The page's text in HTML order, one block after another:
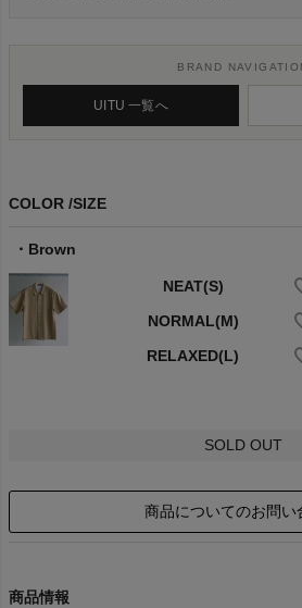
BRAND
UITU 一覧へ
COLOR SIZE
Brown
NEAT(S)
NORMAL(M)
RELAXED(L)
SOLD OUT
商品についてのお問い
商品情報